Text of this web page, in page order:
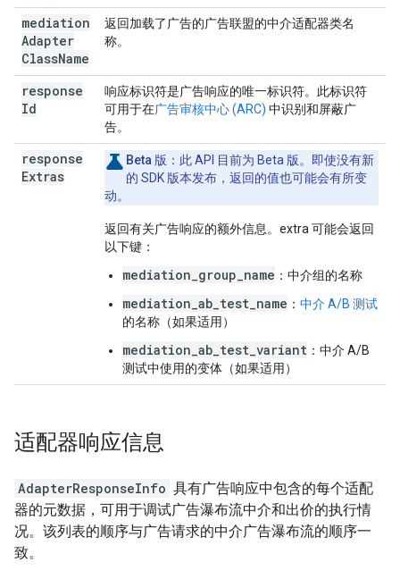
mediation
Adapter
ClassName
返回加载了广告的广告联盟的中介适配器类名
称。
response
Id
响应标识符是广告响应的唯一标识符。此标识符
可用于在广告审核中心 (ARC) 中识别和屏蔽广
告。
response
Extras
Beta 版： 此 API 目前为 Beta 版。即使没有新
的 SDK 版本发布，返回的值也可能会有所变
动。
返回有关广告响应的额外信息。extra 可能会返回
以下键：
mediation_group_name ：中介组的名称
mediation_ab_test_name ： 中介 A/B 测试
的名称（如果适用）
mediation_ab_test_variant ：中介 A/B
测试中使用的变体（如果适用）
适配器响应信息
AdapterResponseInfo 具有广告响应中包含的每个适配
器的元数据，可用于调试广告瀑布流中介和出价的执行情
况。该列表的顺序与广告请求的中介广告瀑布流的顺序一
致。